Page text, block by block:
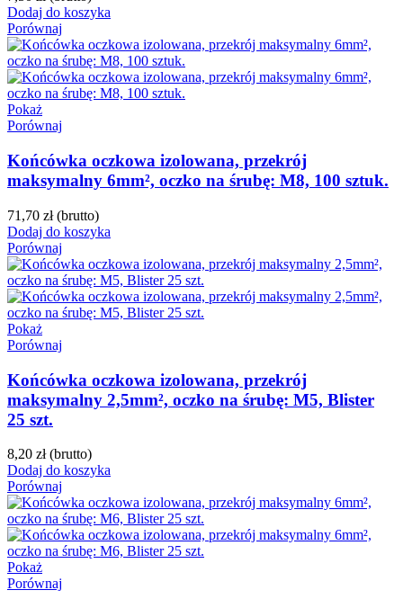
Dodaj do koszyka
Porównaj
Pokaż
Porównaj
Końcówka oczkowa izolowana, przekrój
maksymalny 6mm², oczko na śrubę: M8, 100 sztuk.
71,70 zł (brutto)
Dodaj do koszyka
Porównaj
Pokaż
Porównaj
Końcówka oczkowa izolowana, przekrój
maksymalny 2,5mm², oczko na śrubę: M5, Blister
25 szt.
8,20 zł (brutto)
Dodaj do koszyka
Porównaj
Pokaż
Porównaj